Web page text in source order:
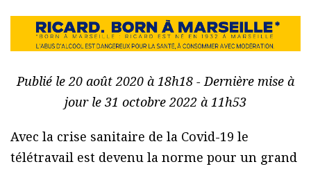
Publié le 20 août 2020 à 18h18 - Dernière mise à
jour le 31 octobre 2022 à 11h53
Avec la crise sanitaire de la Covid-19 le
télétravail est devenu la norme pour un grand